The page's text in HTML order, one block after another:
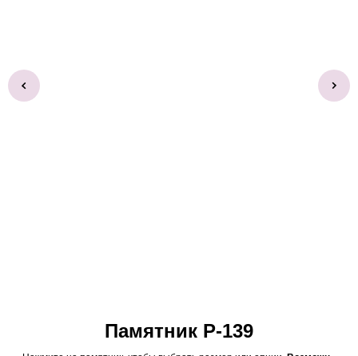
Памятник Р-139